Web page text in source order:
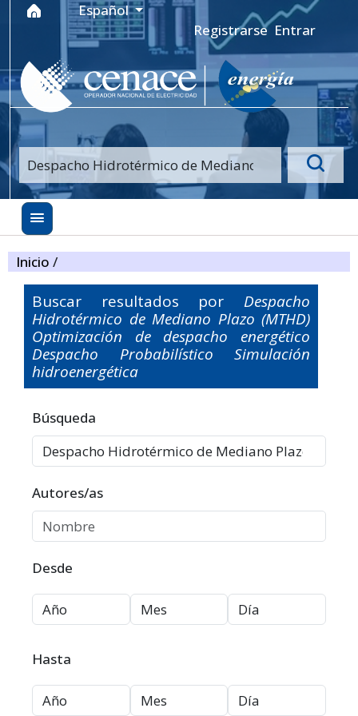
Ir al menú de navegación principal
Ir al contenido principal
Ir al pie de página del sitio
Idioma
Español
Registrarse Entrar
Inicio /
Buscar resultados por Despacho
Hidrotérmico de Mediano Plazo (MTHD)
Optimización de despacho energético
Despacho Probabilístico Simulación
hidroenergética
Filtros avanzados
Búsqueda
Autores/as
Desde
Hasta